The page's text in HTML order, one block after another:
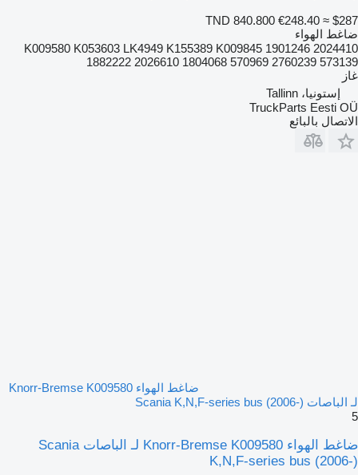
TND 840.800 €248.40 ≈ $287
ضاغط الهواء
K009580 K053603 LK4949 K155389 K009845 1901246 2024410
1882222 2026610 1804068 570969 2760239 573139
غاز
إستونيا، Tallinn
TruckParts Eesti OÜ
الاتصال بالبائع
ضاغط الهواء Knorr-Bremse K009580
لـ الباصات Scania K,N,F-series bus (2006-)
5
ضاغط الهواء Knorr-Bremse K009580 لـ الباصات Scania
K,N,F-series bus (2006-)